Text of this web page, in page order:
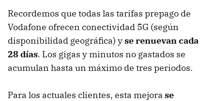
Recordemos que todas las tarifas prepago de
Vodafone ofrecen conectividad 5G (según
disponibilidad geográfica) yse renuevan cada
28 días. Los gigas y minutos no gastados se
acumulan hasta un máximo de tres periodos.
Para los actuales clientes, esta mejora se